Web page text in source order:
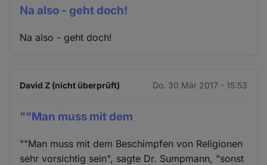
Na also - geht doch!
Na also - geht doch!
David Z (nicht überprüft) Do. 30 Mär 2017 - 15:53
""Man muss mit dem
""Man muss mit dem Beschimpfen von Religionen
sehr vorsichtig sein", sagte Dr. Sumpmann, "sonst